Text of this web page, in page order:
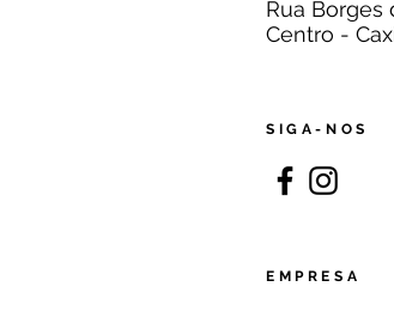
Rua Borges
Centro -
SIGA-NOS
EMPRESA